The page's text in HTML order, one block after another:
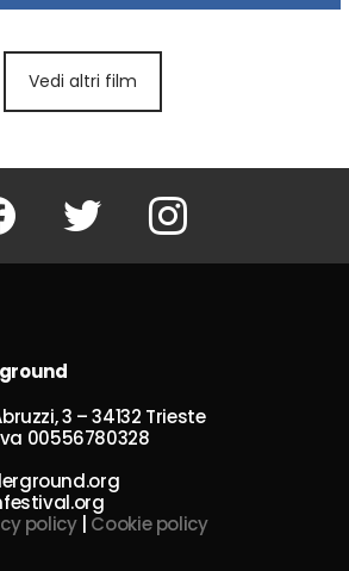
Vedi altri film
Facebook Twitter Instagram
3 – 34132 Trieste
00556780328
policy| Cookie policy